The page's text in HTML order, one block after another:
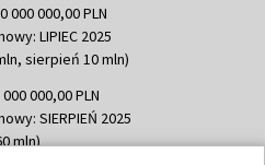
000 000,00 PLN
LIPIEC 2025
sierpień 10 mln)
000,00 PLN
SIERPIEŃ 2025
mln)